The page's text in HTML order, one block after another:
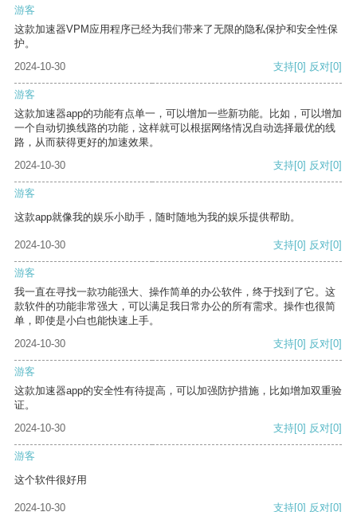
游客
这款加速器VPM应用程序已经为我们带来了无限的隐私保护和安全性保
护。
2024-10-30
支持[0] 反对[0]
游客
这款加速器app的功能有点单一，可以增加一些新功能。比如，可以增加
一个自动切换线路的功能，这样就可以根据网络情况自动选择最优的线
路，从而获得更好的加速效果。
2024-10-30
支持[0] 反对[0]
游客
这款app就像我的娱乐小助手，随时随地为我的娱乐提供帮助。
2024-10-30 支持[0] 反对[0]
游客
我一直在寻找一款功能强大、操作简单的办公软件，终于找到了它。这
款软件的功能非常强大，可以满足我日常办公的所有需求。操作也很简
单，即使是小白也能快速上手。
2024-10-30
支持[0] 反对[0]
游客
这款加速器app的安全性有待提高，可以加强防护措施，比如增加双重验
证。
2024-10-30
支持[0] 反对[0]
游客
这个软件很好用
2024-10-30 支持[0] 反对[0]